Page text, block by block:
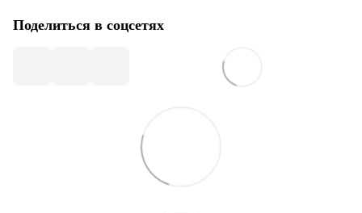
Поделиться в соцсетях